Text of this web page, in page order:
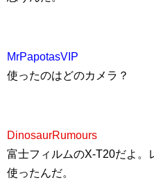
MrPapotasVIP
使ったのはどのカメラ？
DinosaurRumours
富士フィルムのX-T20だよ。
使ったんだ。